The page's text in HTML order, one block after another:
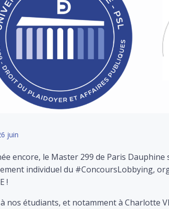
juin
encore, le Master 299 de Paris
individuel du #ConcoursLobbying,
!
nos étudiants, et notamment à Charlotte